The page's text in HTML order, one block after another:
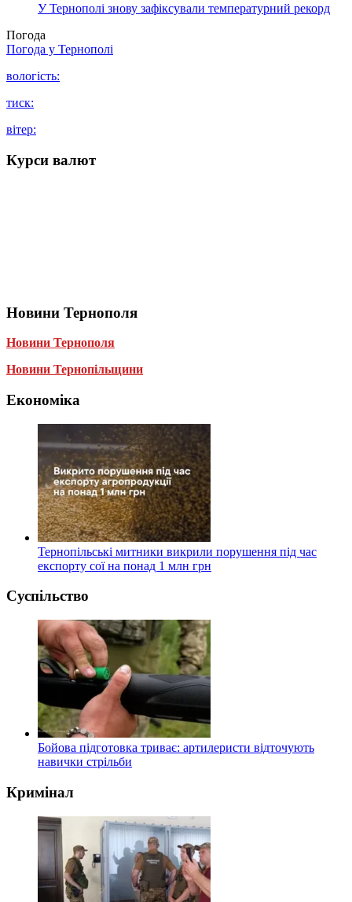
У Тернополі знову зафіксували температурний рекорд
Погода
Погода у Тернополі
вологість:
тиск:
вітер:
Курси валют
Новини Тернополя
Новини Тернополя
Новини Тернопільщини
Економіка
Тернопільські митники викрили порушення під час
експорту сої на понад 1 млн грн
Суспільство
Бойова підготовка триває: артилеристи відточують
навички стрільби
Кримінал